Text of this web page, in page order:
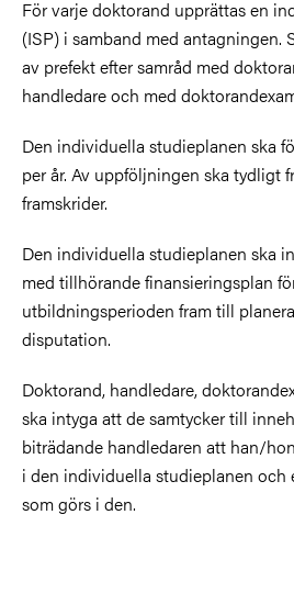
För varje doktorand upprättas en
(ISP) i samband med antagningen.
av prefekt efter samråd med
handledare och med
Den individuella studieplanen ska
per år. Av uppföljningen ska tydligt
framskrider.
Den individuella studieplanen ska
med tillhörande finansieringsplan
utbildningsperioden fram till
disputation.
Doktorand, handledare,
ska intyga att de samtycker till
biträdande handledaren att han/
i den individuella studieplanen och
som görs i den.